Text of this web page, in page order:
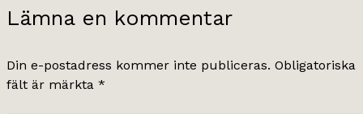
Lämna en kommentar
Din e-postadress kommer inte publiceras. Obligatoriska
fält är märkta *